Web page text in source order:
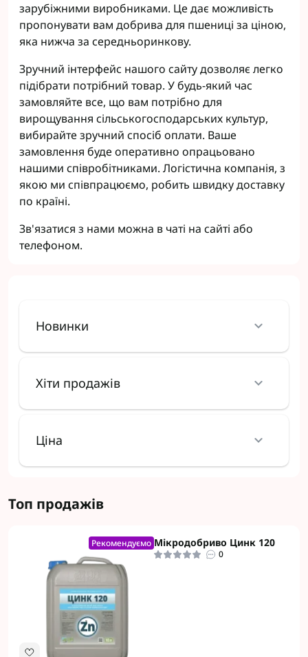
зарубіжними виробниками. Це дає можливість
пропонувати вам добрива для пшениці за ціною,
яка нижча за середньоринкову.
Зручний інтерфейс нашого сайту дозволяє легко
підібрати потрібний товар. У будь-який час
замовляйте все, що вам потрібно для
вирощування сільськогосподарських культур,
вибирайте зручний спосіб оплати. Ваше
замовлення буде оперативно опрацьовано
нашими співробітниками. Логістична компанія, з
якою ми співпрацюємо, робить швидку доставку
по країні.
Зв'язатися з нами можна в чаті на сайті або
телефоном.
Новинки
Хіти продажів
Ціна
Топ продажів
Рекомендуємо Мікродобриво Цинк 120
0